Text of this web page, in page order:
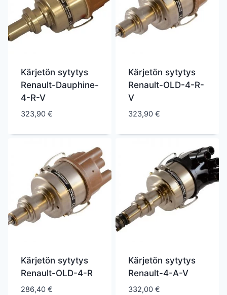
Kärjetön sytytys
Renault-Dauphine-
4-R-V
323,90 €
Kärjetön sytytys
Renault-OLD-4-R-
V
323,90 €
Kärjetön sytytys
Renault-OLD-4-R
286,40 €
Kärjetön sytytys
Renault-4-A-V
332,00 €